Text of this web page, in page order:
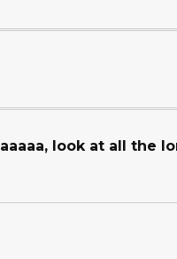
aaaaa, look at all the